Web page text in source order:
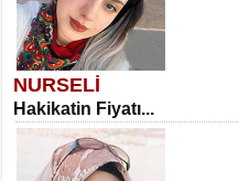
NURSELİ
Hakikatin Fiyatı...